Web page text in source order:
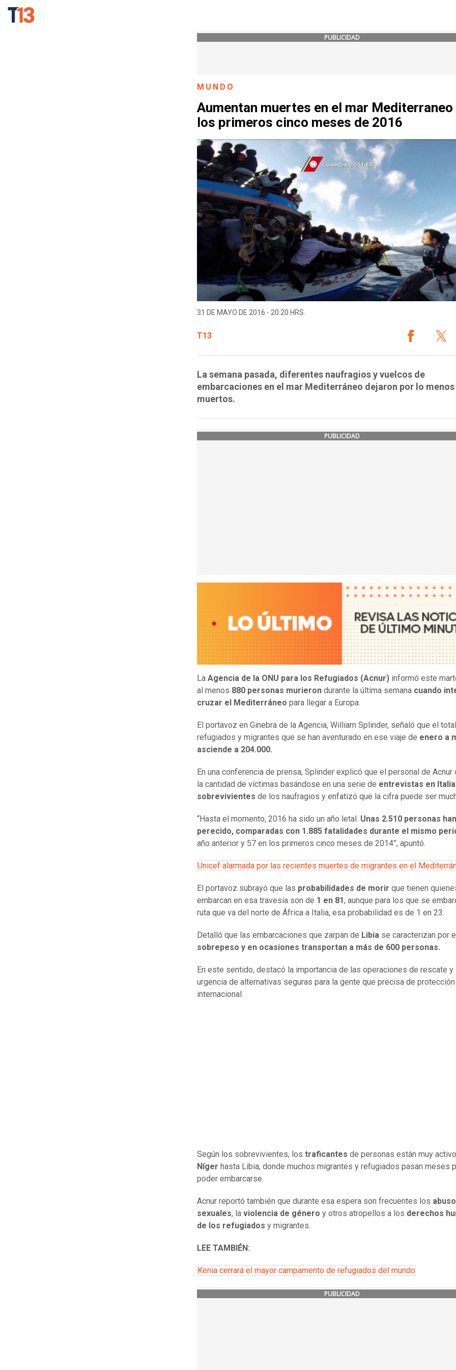
PUBLICIDAD
MUNDO
Aumentan muertes en el mar Mediterraneo
los primeros cinco meses de 2016
31 DE MAYO DE 2016 - 20:20 HRS.
T13
La semana pasada, diferentes naufragios y vuelcos de
embarcaciones en el mar Mediterráneo dejaron por lo menos
muertos.
PUBLICIDAD
La Agencia de la ONU para los Refugiados (Acnur) informó este
al menos 880 personas murieron durante la última semana cuando
cruzar el Mediterráneo para llegar a Europa.
El portavoz en Ginebra de la Agencia, William Splinder, señaló que el
refugiados y migrantes que se han aventurado en ese viaje de enero a
asciende a 204.000.
En una conferencia de prensa, Splinder explicó que el personal de Acnur
la cantidad de víctimas basándose en una serie de entrevistas en
sobrevivientes de los naufragios y enfatizó que la cifra puede ser
“Hasta el momento, 2016 ha sido un año letal. Unas 2.510 personas han
perecido, comparadas con 1.885 fatalidades durante el mismo
año anterior y 57 en los primeros cinco meses de 2014”, apuntó.
Unicef alarmada por las recientes muertes de migrantes en el
El portavoz subrayó que las probabilidades de morir que tienen
embarcan en esa travesía son de 1 en 81, aunque para los que se
ruta que va del norte de África a Italia, esa probabilidad es de 1 en 23.
Detalló que las embarcaciones que zarpan de Libia se caracterizan por
sobrepeso y en ocasiones transportan a más de 600 personas.
En este sentido, destacó la importancia de las operaciones de rescate y
urgencia de alternativas seguras para la gente que precisa de protección
internacional.
Según los sobrevivientes, los traficantes de personas están muy
Níger hasta Libia, donde muchos migrantes y refugiados pasan meses
poder embarcarse.
Acnur reportó también que durante esa espera son frecuentes los
sexuales, la violencia de género y otros atropellos a los derechos
de los refugiados y migrantes.
LEE TAMBIÉN:
Kenia cerrará el mayor campamento de refugiados del mundo
PUBLICIDAD